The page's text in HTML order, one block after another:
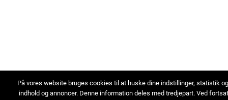
På vores website bruges cookies til at huske dine indstillinger, statistik
indhold og annoncer. Denne information deles med tredjepart. Ved